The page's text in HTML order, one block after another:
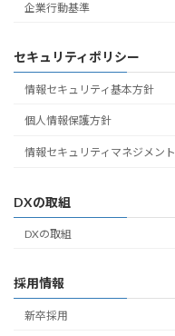
企業行動基準
セキュリティポリシー
情報セキュリティ基本方針
個人情報保護方針
情報セキュリティマネジメント
DXの取組
DXの取組
採用情報
新卒採用